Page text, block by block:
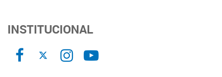
INSTITUCIONAL